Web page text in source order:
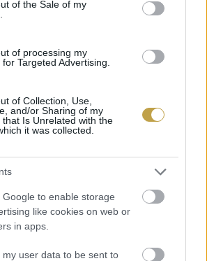
of the Sale of my
of processing my
Targeted Advertising.
of Collection, Use,
and/or Sharing of my
that Is Unrelated with the
it was collected.
Google to enable storage
like cookies on web or
in apps.
my user data to be sent to